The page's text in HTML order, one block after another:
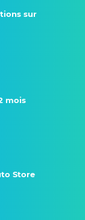
sur
mois
Store